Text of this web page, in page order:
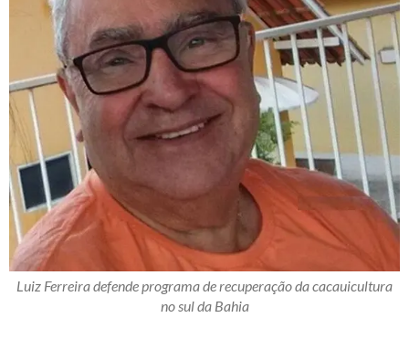
Luiz Ferreira defende programa de recuperação da cacauicultura
no sul da Bahia